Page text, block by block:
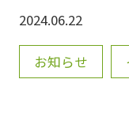
2024.06.22
お知らせ